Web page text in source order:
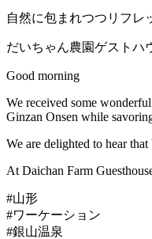
自然に包まれつつリフレ
だいちゃん農園ゲストハ
Good morning
We received some
Ginzan Onsen while
We are delighted to hear
At Daichan Farm
#山形
#ワーケーション
#銀山温泉